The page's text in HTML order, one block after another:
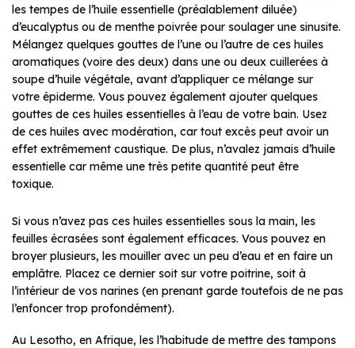
les tempes de l’huile essentielle (préalablement diluée)
d’eucalyptus ou de menthe poivrée pour soulager une sinusite.
Mélangez quelques gouttes de l’une ou l’autre de ces huiles
aromatiques (voire des deux) dans une ou deux cuillerées à
soupe d’huile végétale, avant d’appliquer ce mélange sur
votre épiderme. Vous pouvez également ajouter quelques
gouttes de ces huiles essentielles à l’eau de votre bain. Usez
de ces huiles avec modération, car tout excès peut avoir un
effet extrêmement caustique. De plus, n’avalez jamais d’huile
essentielle car même une très petite quantité peut être
toxique.
Si vous n’avez pas ces huiles essentielles sous la main, les
feuilles écrasées sont également efficaces. Vous pouvez en
broyer plusieurs, les mouiller avec un peu d’eau et en faire un
emplâtre. Placez ce dernier soit sur votre poitrine, soit à
l’intérieur de vos narines (en prenant garde toutefois de ne pas
l’enfoncer trop profondément).
Au Lesotho, en Afrique, les l’habitude de mettre des tampons